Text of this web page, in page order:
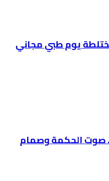
يوم طبي مجاني
صوت الحكمة وصمام